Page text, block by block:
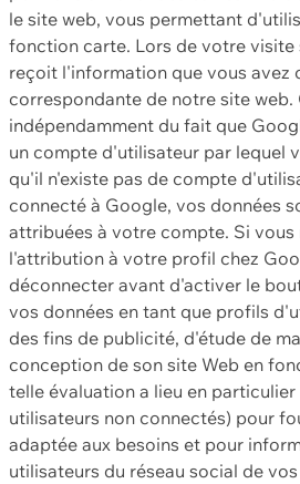
le site web, vous permettant
fonction carte. Lors de votre visite
reçoit l'information que vous avez
correspondante de notre site web.
indépendamment du fait que
un compte d'utilisateur par lequel
qu'il n'existe pas de compte
connecté à Google, vos données
attribuées à votre compte. Si vous
l'attribution à votre profil chez
déconnecter avant d'activer le
vos données en tant que profils
des fins de publicité, d'étude de
conception de son site Web en
telle évaluation a lieu en particulier
utilisateurs non connectés) pour
adaptée aux besoins et pour
utilisateurs du réseau social de